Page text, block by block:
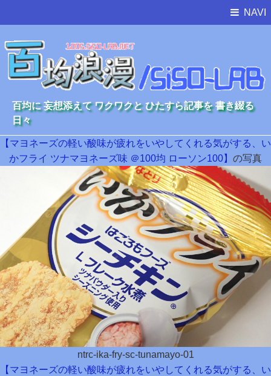
NAVI
百均に 妄想添えて ワクワクと ひたすら記事を 書き綴る
日々
【マヨネーズの軽い酸味が疲れをいやしてくれる気がする、い
かフライ ツナマヨネーズ味 ＠100均 ローソン100】 の写真
ntrc-ika-fry-sc-tunamayo-01
【マヨネーズの軽い酸味が疲れをいやしてくれる気がする、い